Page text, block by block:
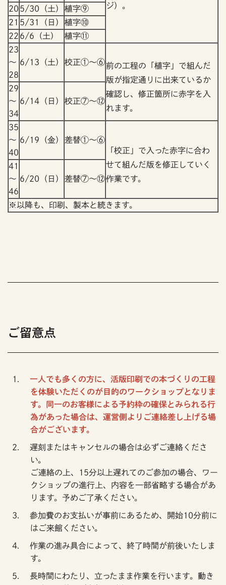
ジ）。
20 5/30（土）
植字⑨
21 5/31（日）
植字⑩
22 6/6（土）
植字⑪
23
～
28
6/13（土） 校正①～⑥前の工程の「植字」で組んだ
版が指定通りに出来ているか
確認し、修正箇所に赤字を入
れます。
29
～
34
6/14（日） 校正⑦～⑫
35
～
40
6/19（金）
差替①～⑥
「校正」で入った赤字に合わ
せて組んだ版を修正していく
作業です。
41
～
46
6/20（日） 差替⑦～⑫
※以降も、印刷、製本と続きます。
ご留意点
一人でも多くの方に、活版印刷での本づくりの工程
を体験いただくのが目的のワークショップとなりま
す。同一のお客様による予約枠の確保とみられる行
為があった場合は、運営側よりご連絡差し上げる場
合がございます。
遅刻またはキャンセルの場合は必ずご連絡くださ
い。
ご連絡の上、15分以上遅れてのご参加の場合、ワー
クショップの進行上、内容を一部省略する場合があ
ります。予めご了承ください。
参加費のお支払いが事前にあるため、開始10分前に
はご来館ください。
作業の進み具合によって、終了時間が前後いたしま
す。
長時間にわたり、立ったまま作業を行います。動き